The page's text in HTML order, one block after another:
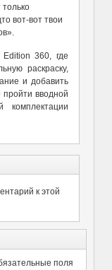
вот-вот твои
360, где
раскраску,
и добавить
вводной
к этой
поля